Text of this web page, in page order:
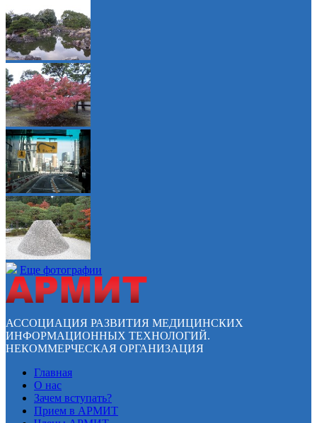
Еще фотографии
АССОЦИАЦИЯ РАЗВИТИЯ МЕДИЦИНСКИХ
ИНФОРМАЦИОННЫХ ТЕХНОЛОГИЙ.
НЕКОММЕРЧЕСКАЯ ОРГАНИЗАЦИЯ
Главная
О нас
Зачем вступать?
Прием в АРМИТ